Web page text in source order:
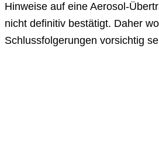
Hinweise auf eine Aerosol-
nicht definitiv bestätigt. Daher
Schlussfolgerungen vorsichtig